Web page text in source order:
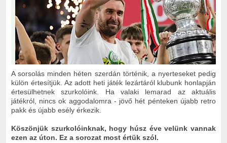
A sorsolás minden héten szerdán történik, a nyerteseket pedig
külön értesítjük. Az adott heti játék lezártáról klubunk honlapján
értesülhetnek szurkolóink. Ha valaki lemarad az aktuális
játékról, nincs ok aggodalomra - jövő hét pénteken újabb retro
pakk és újabb esély érkezik.
Köszönjük szurkolóinknak, hogy húsz éve velünk vannak
ezen az úton. Ez a sorozat most értük szól.